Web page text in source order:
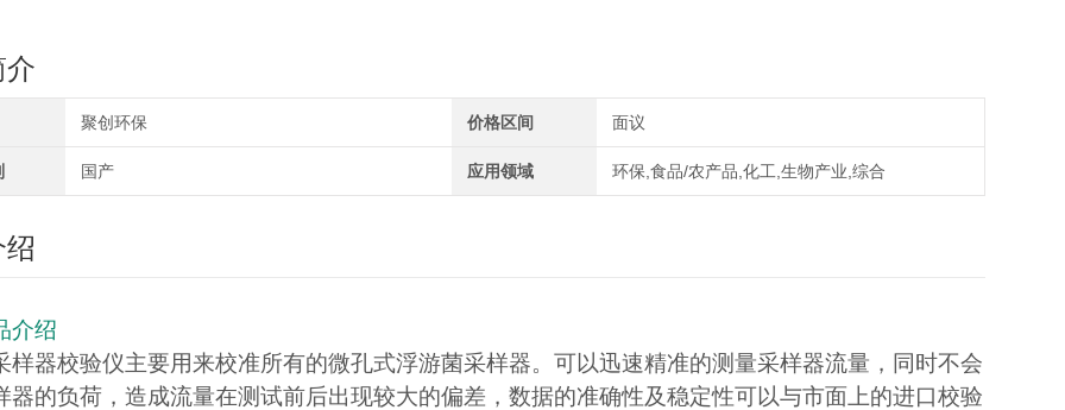
介
聚创环保 价格区间 面议
国产 应用领域 环保,食品/农产品,化工,生物产业,综合
介绍
样器校验仪主要用来校准所有的微孔式浮游菌采样器。可以迅速精准的测量采样器流量，同时不会
器的负荷，造成流量在测试前后出现较大的偏差，数据的准确性及稳定性可以与市面上的进口校验